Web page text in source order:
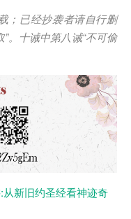
；已经抄袭者请自行删
”。十诫中第八诫“不可偷
从新旧约圣经看神迹奇